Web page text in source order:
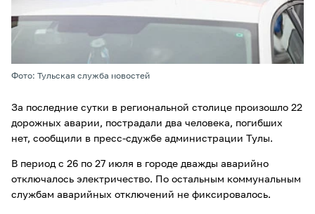
Фото: Тульская служба новостей
За последние сутки в региональной столице произошло 22
дорожных аварии, пострадали два человека, погибших
нет, сообщили в пресс-сдужбе администрации Тулы.
В период с 26 по 27 июля в городе дважды аварийно
отключалось электричество. По остальным коммунальным
службам аварийных отключений не фиксировалось.